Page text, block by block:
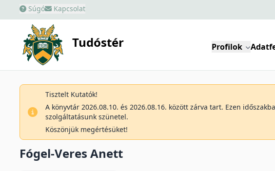
Súgó Kapcsolat
Tudóstér Profilok
Tisztelt Kutatók!
A könyvtár 2026.08.10. és 2026.08.16. között zárva tart. Ezen
szolgáltatásunk szünetel.
Köszönjük megértésüket!
Fógel-Veres Anett